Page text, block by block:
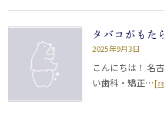
2025年9月3日
こんにちは！ 名
い歯科・矯正…